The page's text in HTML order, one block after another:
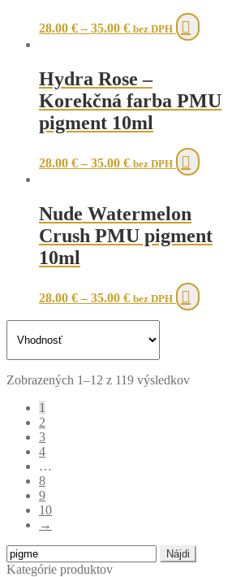
chosen
on
28.00 €–35.00 € bez DPH
This
product
The
options
chosen
on
Hydra Rose –
Korekčná farba PMU
pigment 10ml
28.00 €–35.00 € bez DPH
This
product
The
options
chosen
on
Nude Watermelon
Crush PMU pigment
10ml
28.00 €–35.00 € bez DPH
This
product
Zobrazených 1–12 z 119 výsledkovSorted
1
2
3
4
…
8
9
10
→
Hľadať:
Kategórie produktov